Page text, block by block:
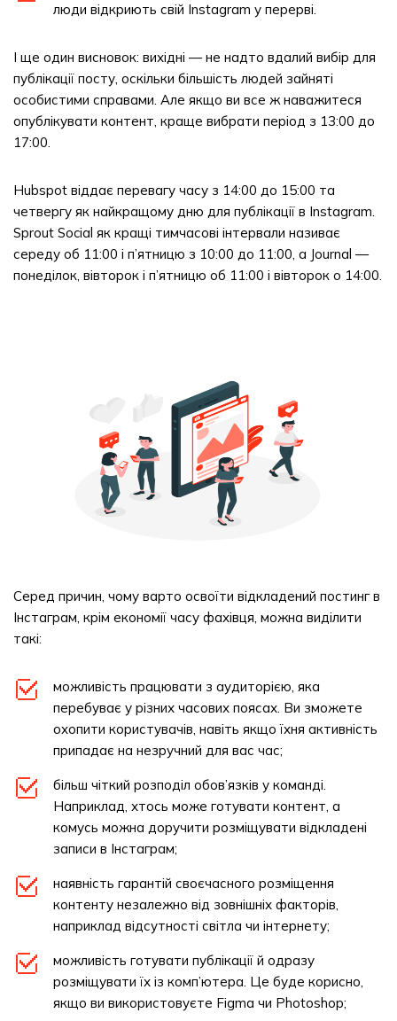
люди відкриють свій Instagram у перерві.
І ще один висновок: вихідні — не надто вдалий вибір для
публікації посту, оскільки більшість людей зайняті
особистими справами. Але якщо ви все ж наважитеся
опублікувати контент, краще вибрати період з 13:00 до
17:00.
Hubspot віддає перевагу часу з 14:00 до 15:00 та
четвергу як найкращому дню для публікації в Instagram.
Sprout Social як кращі тимчасові інтервали називає
середу об 11:00 і п’ятницю з 10:00 до 11:00, а Journal —
понеділок, вівторок і п’ятницю об 11:00 і вівторок о 14:00.
Серед причин, чому варто освоїти відкладений постинг в
Інстаграм, крім економії часу фахівця, можна виділити
такі:
можливість працювати з аудиторією, яка
перебуває у різних часових поясах. Ви зможете
охопити користувачів, навіть якщо їхня активність
припадає на незручний для вас час;
більш чіткий розподіл обов’язків у команді.
Наприклад, хтось може готувати контент, а
комусь можна доручити розміщувати відкладені
записи в Інстаграм;
наявність гарантій своєчасного розміщення
контенту незалежно від зовнішніх факторів,
наприклад відсутності світла чи інтернету;
можливість готувати публікації й одразу
розміщувати їх із комп’ютера. Це буде корисно,
якщо ви використовуєте Figma чи Photoshop;